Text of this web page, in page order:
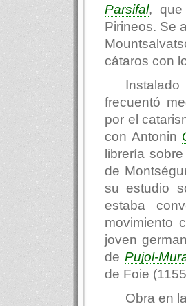
Parsifal,
Pirineos. Se
cátaros con
frecuentó
por el
con Antonin
librería
de
su estudio
estaba
movimiento
joven
de Pujol-
de Foie
Obra en